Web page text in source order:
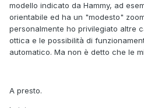
modello indicato da Hammy, ad
orientabile ed ha un "modesto"
personalmente ho privilegiato altre
ottica e le possibilità di
automatico. Ma non è detto che le
A presto.